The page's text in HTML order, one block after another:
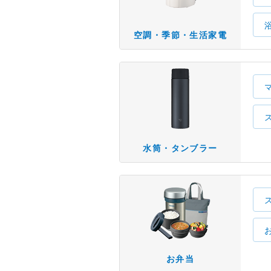
空調・季節・生活家電
水筒・タンブラー
お弁当